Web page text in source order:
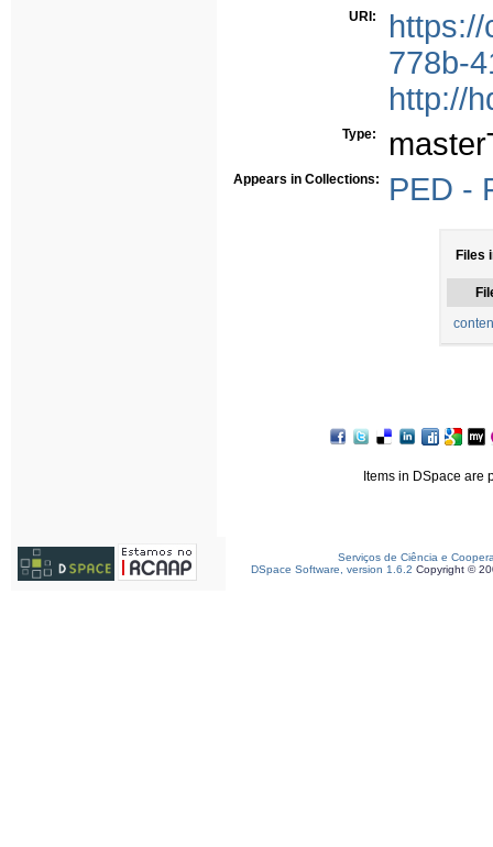
URI:
778b-
http://
Type:
Appears in Collections: PED -
Files
Items in DSpace are
Serviços de Ciência e
DSpace Software, version 1.6.2 Copyright ©